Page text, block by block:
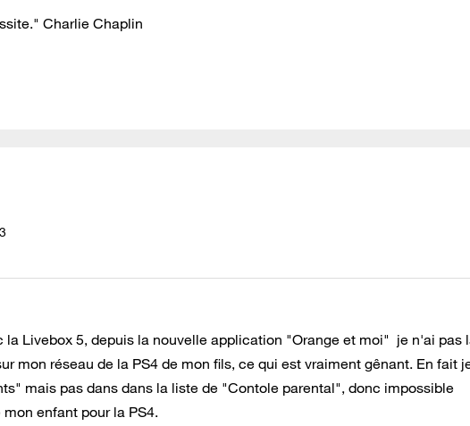
Charlie Chaplin
la Livebox 5, depuis la nouvelle application "Orange et moi" je n'ai pas
mon réseau de la PS4 de mon fils, ce qui est vraiment gênant. En fait
mais pas dans dans la liste de "Contole parental", donc impossible
enfant pour la PS4.